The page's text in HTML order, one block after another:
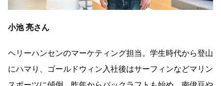
小池 亮さん
ヘリーハンセンのマーケティング担当。学生時代から登山
にハマり、ゴールドウィン入社後はサーフィンなどマリン